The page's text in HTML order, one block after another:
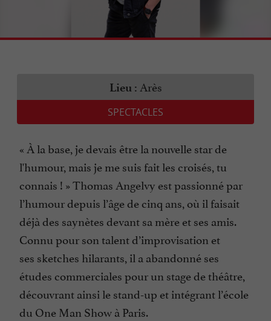
Lieu : Arès
SPECTACLES
« À la base, je devais être la nouvelle star de
l'humour, mais je me suis fait les croisés, tu
connais ! » Thomas Angelvy est passionné par
l’humour depuis l’âge de cinq ans, où il faisait
déjà des saynètes devant sa mère et ses amis.
Connu pour son talent d’improvisation et
ses sketches hilarants, il a abandonné ses
études commerciales pour un stage de théâtre,
découvrant ainsi le stand-up et intégrant l’école
du One Man Show à Paris.